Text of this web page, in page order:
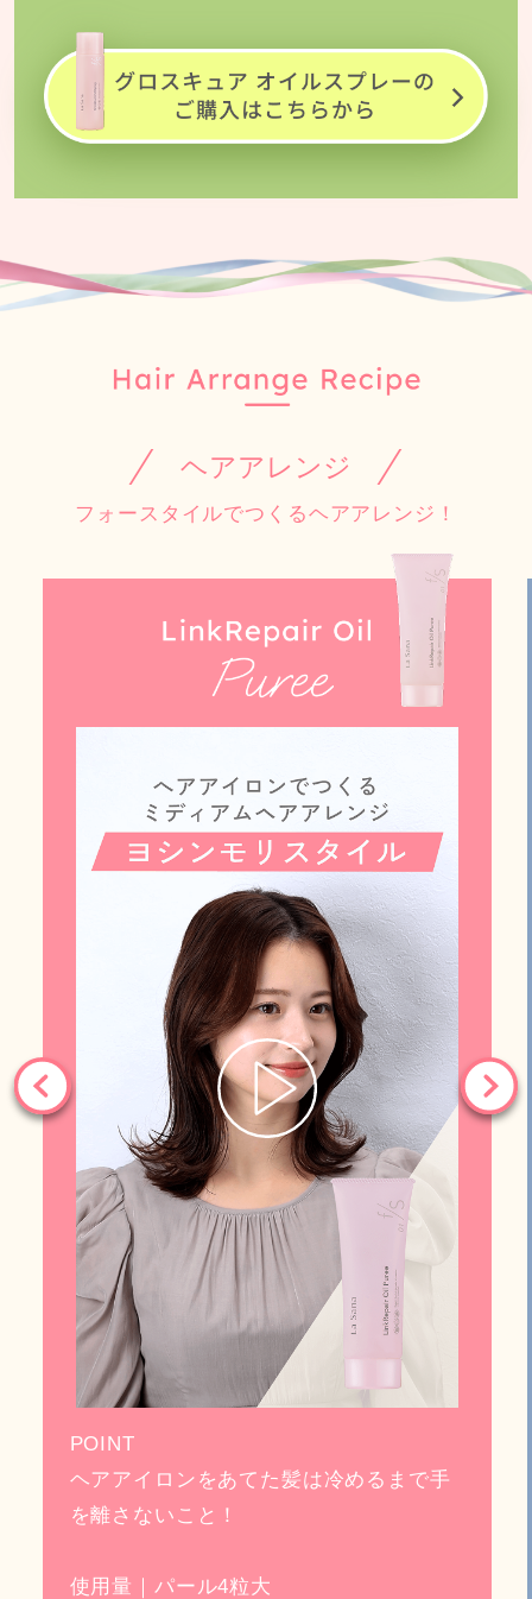
ヘアアレンジ
フォースタイルでつくるヘアアレンジ！
POINT
ヘアアイロンをあてた髪は冷めるまで手
を離さないこと！
使用量｜パール4粒大